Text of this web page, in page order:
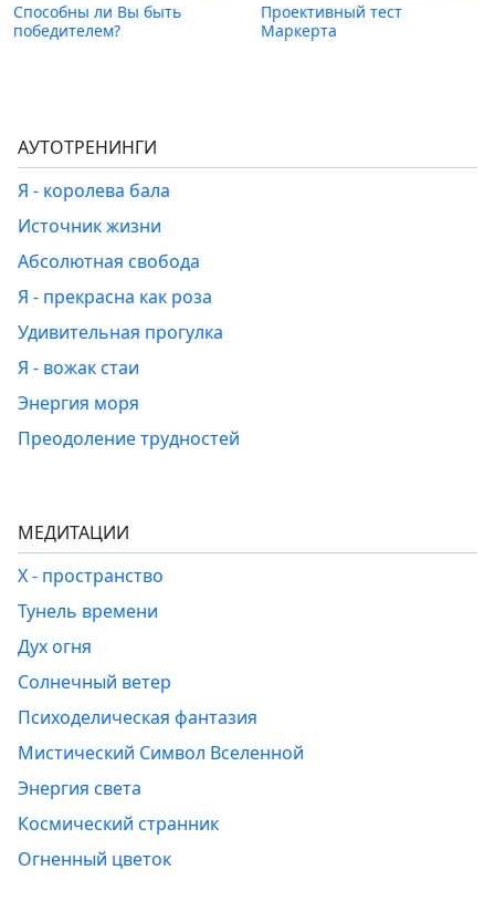
Способны ли Вы быть
победителем?
Проективный тест
Маркерта
АУТОТРЕНИНГИ
Я - королева бала
Источник жизни
Абсолютная свобода
Я - прекрасна как роза
Удивительная прогулка
Я - вожак стаи
Энергия моря
Преодоление трудностей
МЕДИТАЦИИ
Х - пространство
Тунель времени
Дух огня
Солнечный ветер
Психоделическая фантазия
Мистический Символ Вселенной
Энергия света
Космический странник
Огненный цветок